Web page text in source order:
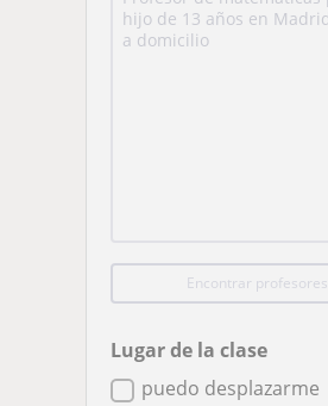
Encontrar profesores
Lugar de la clase
puedo desplazarme